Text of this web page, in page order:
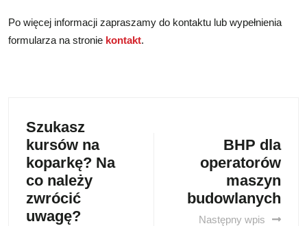
Po więcej informacji zapraszamy do kontaktu lub wypełnienia
formularza na stronie kontakt.
Szukasz
kursów na
koparkę? Na
co należy
zwrócić
uwagę?
BHP dla
operatorów
maszyn
budowlanych
Następny wpis